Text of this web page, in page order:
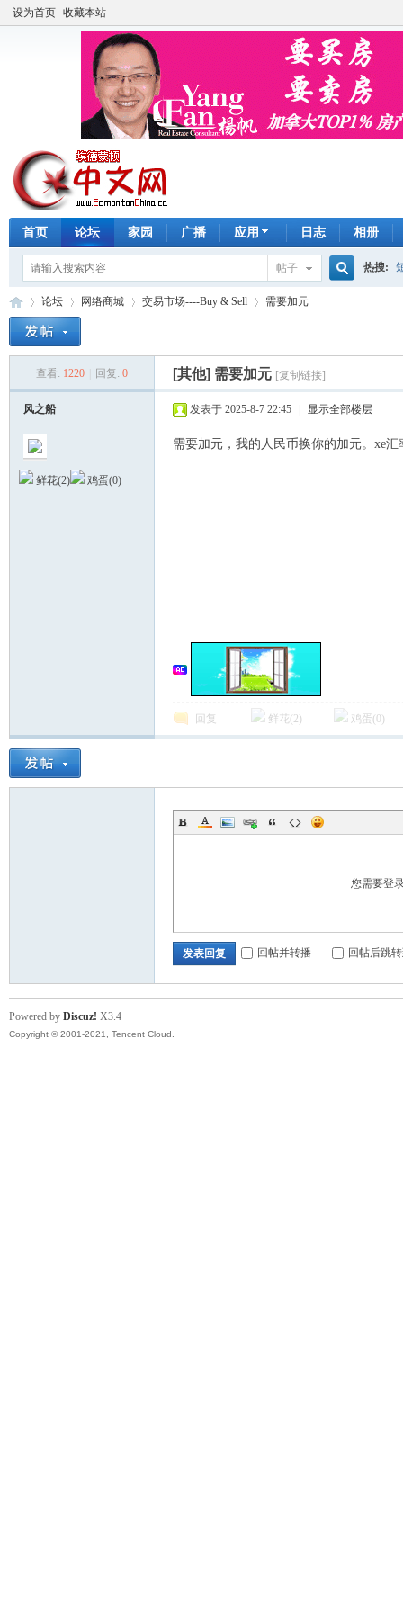
设为首页 收藏本站
首页 论坛 家园 广播 应用 日志 相册
帖子 热搜:
蒙
论坛
›
网络商城
›
交易市场----Buy & Sell
›
需要加元
查看: 1220 回复: 0 [其他] 需要加元 [复制链接]
风之船
鲜花(2) 鸡蛋(0)
发表于 2025-8-7 22:45 显示全部楼层
需要加元，我的人民币换你的加元。xe汇
回复 鲜花(2) 鸡蛋( 0 )
您需要登
发表回复 回帖并转播 回帖后跳
Powered by Discuz! X3.4
Copyright © 2001-2021, Tencent Cloud.